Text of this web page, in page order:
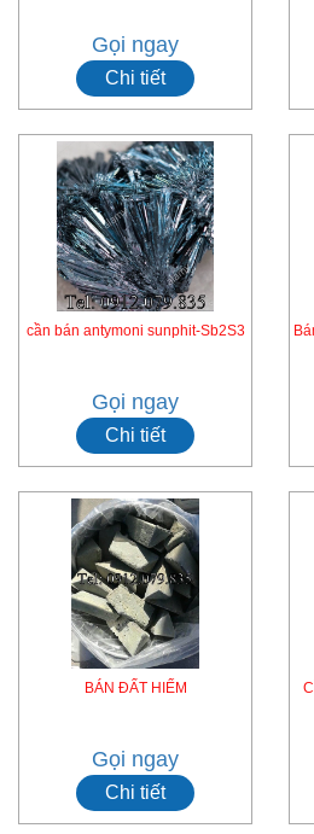
Gọi ngay
Chi tiết
cần bán antymoni sunphit-Sb2S3
Gọi ngay
Chi tiết
BÁN ĐẤT HIẾM
Gọi ngay
Chi tiết